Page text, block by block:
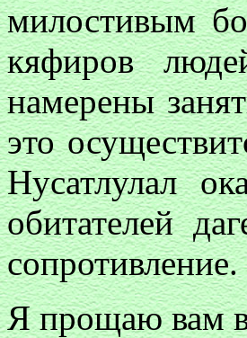
милостивым
кяфиров
намерены
это
Нусатлулал
обитателей
сопротивление.
Я прощаю вам